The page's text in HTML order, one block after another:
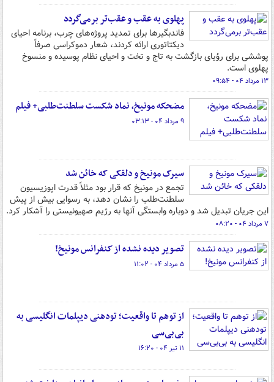
پهلوی به عقب و عقب‌تر برمی‌گردد
فاندبگیرها برای تمدید پروژه‌های چرب، برنامه احیای
دیکتاتوری ارائه کردند، شعار دموکراسی صرفاً
پوششی برای رؤیای بازگشت به تاج و تخت و احیای نظام پوسیده و منسوخ
پهلوی است.
۱۳ مرداد ۰۴ - ۰۹:۵۴
مضحکه مونیخ، نماد شکست سلطنت‌طلبی+ فیلم
۹ مرداد ۰۴ - ۰۳:۱۳
سیرک مونیخ و دلقکی که خائن شد
تجمع در مونیخ که قرار بود مثلاً قدرت اپوزیسیون
سلطنت‌طلب را نشان دهد، به رسوایی بیش از پیش
این جریان تبدیل شد و دوباره وابستگی آنها به رژیم صهیونیستی را آشکار کرد.
۷ مرداد ۰۴ - ۰۸:۲۰
تصویر دیده نشده از کنفرانس مونیخ!
۵ مرداد ۰۴ - ۱۱:۰۲
از توهم تا واقعیت؛ تودهنی دیپلمات انگلیسی به
بی‌بی‌سی
۱۱ تیر ۰۴ - ۱۶:۲۰